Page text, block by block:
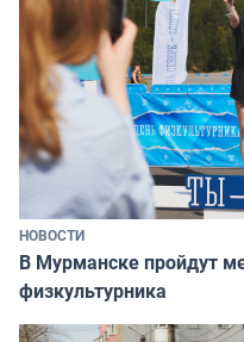
НОВОСТИ
В Мурманске пройдут
физкультурника